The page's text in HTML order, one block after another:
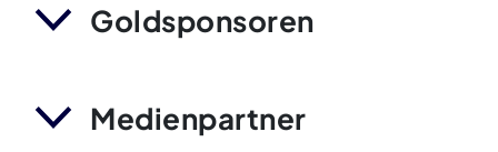
Goldsponsoren
Medienpartner